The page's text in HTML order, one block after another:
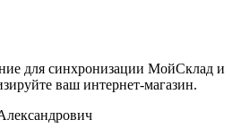
для синхронизации МойСклад и
ваш интернет-магазин.